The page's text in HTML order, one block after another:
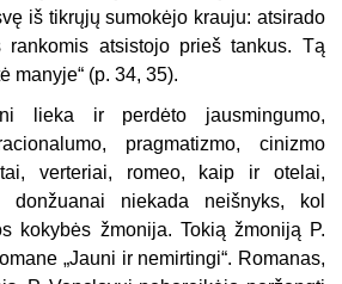
iš tikrųjų sumokėjo krauju: atsirado
rankomis atsistojo prieš tankus. Tą
manyje“ (p. 34, 35).
lieka ir perdėto jausmingumo,
pragmatizmo, cinizmo
verteriai, romeo, kaip ir otelai,
donžuanai niekada neišnyks, kol
kokybės žmonija. Tokią žmoniją P.
„Jauni ir nemirtingi“. Romanas,